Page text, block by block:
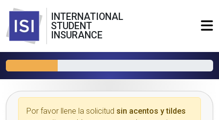
INTERNATIONAL
STUDENT
INSURANCE
Por favor llene la solicitud sin acentos y tildes